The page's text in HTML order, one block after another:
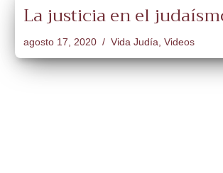
La justicia en el
agosto 17, 2020 Vida Judía, Videos